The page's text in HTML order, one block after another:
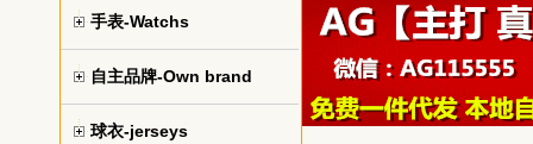
手表-Watchs
自主品牌-Own brand
球衣-jerseys